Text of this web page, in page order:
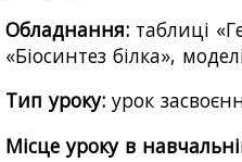
Обладнання: таблиці
«Біосинтез білка»,
Тип уроку: урок
Місце уроку в